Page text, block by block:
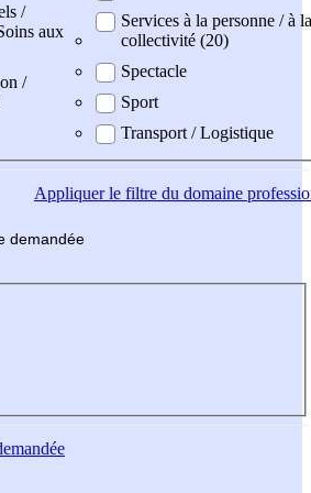
/
aux
/
Services à la personne / à la
collectivité (20)
Spectacle
Sport
Transport / Logistique
Appliquerle filtre du domaine
demandée